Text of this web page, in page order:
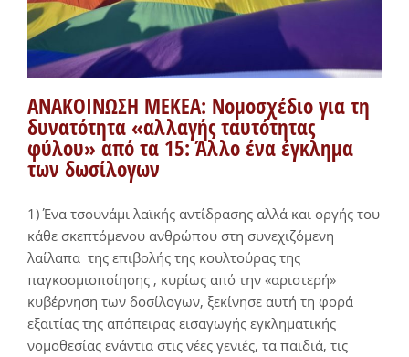
ΑΝΑΚΟΙΝΩΣΗ ΜΕΚΕΑ: Νομοσχέδιο για τη
δυνατότητα «αλλαγής ταυτότητας
φύλου» από τα 15: Άλλο ένα έγκλημα
των δωσίλογων
1) Ένα τσουνάμι λαϊκής αντίδρασης αλλά και οργής του
κάθε σκεπτόμενου ανθρώπου στη συνεχιζόμενη
λαίλαπα της επιβολής της κουλτούρας της
παγκοσμιοποίησης , κυρίως από την «αριστερή»
κυβέρνηση των δοσίλογων, ξεκίνησε αυτή τη φορά
εξαιτίας της απόπειρας εισαγωγής εγκληματικής
νομοθεσίας ενάντια στις νέες γενιές, τα παιδιά, τις